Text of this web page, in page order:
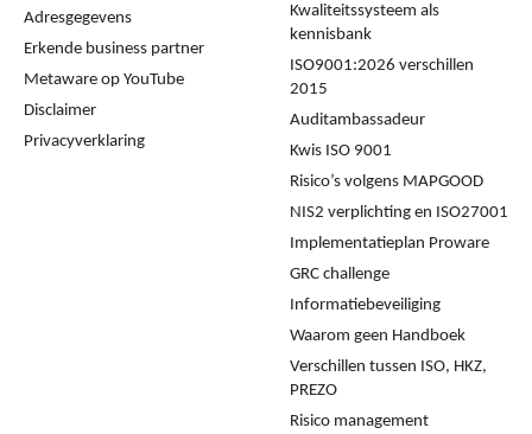
Adresgegevens
Erkende business partner
Metaware op YouTube
Disclaimer
Privacyverklaring
Kwaliteitssysteem als
kennisbank
ISO9001:2026 verschillen
2015
Auditambassadeur
Kwis ISO 9001
Risico’s volgens MAPGOOD
NIS2 verplichting en ISO27001
Implementatieplan Proware
GRC challenge
Informatiebeveiliging
Waarom geen Handboek
Verschillen tussen ISO, HKZ,
PREZO
Risico management